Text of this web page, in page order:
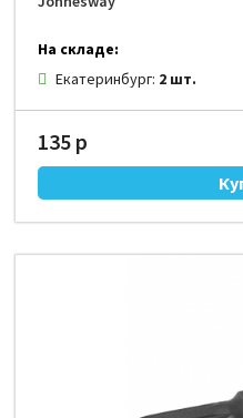
На складе:
Екатеринбург: 2 шт.
135 р